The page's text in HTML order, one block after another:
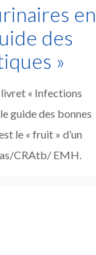
en
des
»
« Infections
guide des bonnes
le « fruit » d’un
CRAtb/ EMH.